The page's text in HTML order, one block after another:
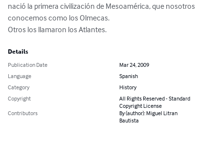
nació la primera civilización de Mesoamérica, que nosotros
conocemos como los Olmecas.
Otros los llamaron los Atlantes.
Details
Publication Date
Mar 24, 2009
Language
Spanish
Category
History
Copyright
All Rights Reserved - Standard
Copyright License
Contributors
By (author): Miguel Litran
Bautista